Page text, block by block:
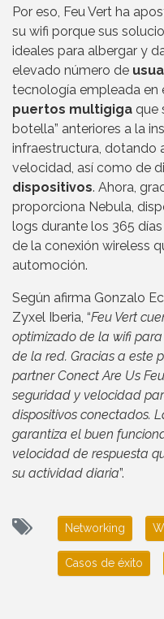
Por eso, Feu Vert ha
su wifi porque sus
ideales para albergar y
elevado número de
tecnología empleada
puertos multigiga que
botella” anteriores a la
infraestructura, dotando
velocidad, así como de
dispositivos. Ahora,
proporciona Nebula,
logs durante los 365
de la conexión wireless
automoción.
Según afirma Gonzalo
Zyxel Iberia, “Feu Vert
optimizado de la wifi
de la red. Gracias a este
partner Conect Are Us
seguridad y velocidad
dispositivos conectados.
garantiza el buen
velocidad de respuesta
su actividad diaria”.
Networking
Casos de éxito